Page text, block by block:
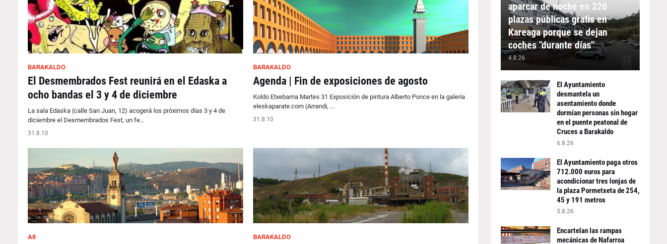
BARAKALDO
El Desmembrados Fest reunirá en el Edaska a
ocho bandas el 3 y 4 de diciembre
La sala Edaska (calle San Juan, 12) acogerá los próximos días 3 y 4 de
diciembre el Desmembrados Fest, un fe…
31.8.10
BARAKALDO
Agenda | Fin de exposiciones de agosto
Koldo Etxebarria Martes 31 Exposición de pintura Alberto Ponce en la galería
eleskaparate.com (Arrandi, …
31.8.10
A8 BARAKALDO
aparcar de noche en 220
plazas públicas gratis en
Kareaga porque se dejan
coches "durante días"
4.8.26
El Ayuntamiento
desmantela un
asentamiento donde
dormían personas sin hogar
en el puente peatonal de
Cruces a Barakaldo
6.8.26
El Ayuntamiento paga otros
712.000 euros para
acondicionar tres lonjas de
la plaza Pormetxeta de 254,
45 y 191 metros
5.8.26
Encartelan las rampas
mecánicas de Nafarroa